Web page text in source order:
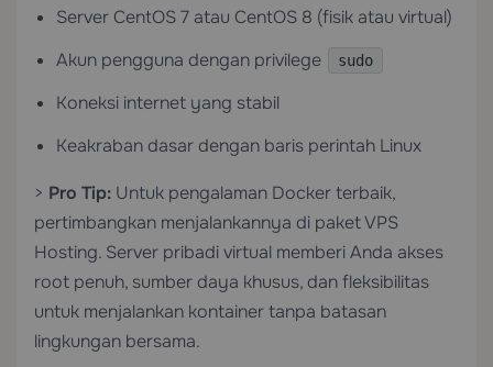
Server CentOS 7 atau CentOS 8 (fisik atau virtual)
Akun pengguna dengan privilege
sudo
Koneksi internet yang stabil
Keakraban dasar dengan baris perintah Linux
> Pro Tip: Untuk pengalaman Docker terbaik,
pertimbangkan menjalankannya di paketVPS
Hosting. Server pribadi virtual memberi Anda akses
root penuh, sumber daya khusus, dan fleksibilitas
untuk menjalankan kontainer tanpa batasan
lingkungan bersama.